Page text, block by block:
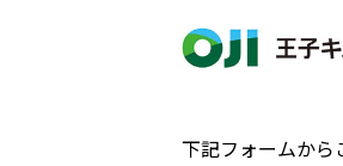
下記フォームから